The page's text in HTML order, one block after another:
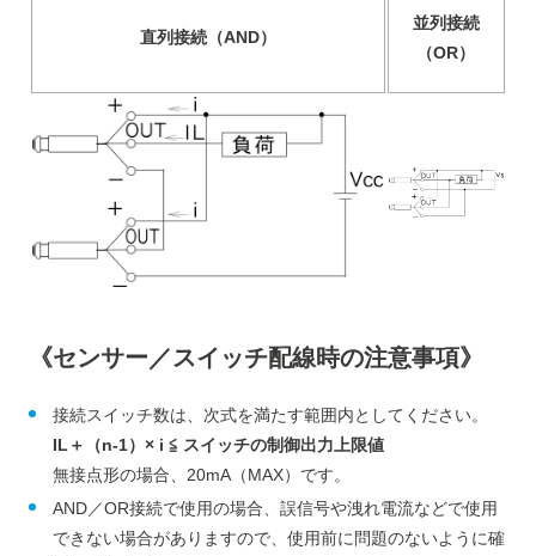
直列接続（AND）
並列接続
（OR）
《センサー／スイッチ配線時の注意事項》
接続スイッチ数は、次式を満たす範囲内としてください。
IL＋（n-1）× i ≦ スイッチの制御出力上限値
無接点形の場合、20mA（MAX）です。
AND／OR接続で使用の場合、誤信号や洩れ電流などで使用
できない場合がありますので、使用前に問題のないように確